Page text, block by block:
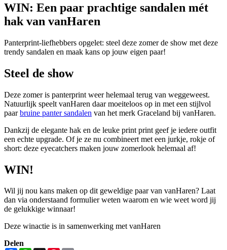
WIN: Een paar prachtige sandalen mét
hak van vanHaren
Panterprint-liefhebbers opgelet: steel deze zomer de show met deze
trendy sandalen en maak kans op jouw eigen paar!
Steel de show
Deze zomer is panterprint weer helemaal terug van weggeweest.
Natuurlijk speelt vanHaren daar moeiteloos op in met een stijlvol
paarbruine panter sandalen van het merk Graceland bij vanHaren.
Dankzij de elegante hak en de leuke print print geef je iedere outfit
een echte upgrade. Of je ze nu combineert met een jurkje, rokje of
short: deze eyecatchers maken jouw zomerlook helemaal af!
WIN!
Wil jij nou kans maken op dit geweldige paar van vanHaren? Laat
dan via onderstaand formulier weten waarom en wie weet word jij
de gelukkige winnaar!
Deze winactie is in samenwerking met vanHaren
Delen